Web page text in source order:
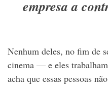
empresa a
Nenhum deles, no fim de
cinema — e eles
acha que essas pessoas